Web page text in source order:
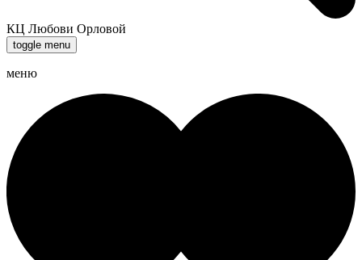
КЦ Любови Орловой
toggle menu
меню